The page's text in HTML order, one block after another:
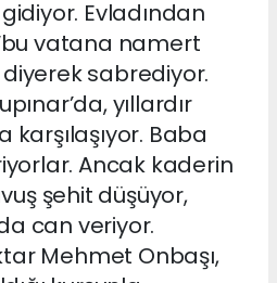
gidiyor. Evladından
vatana namert
sabrediyor.
yıllardır
Baba
Ancak kaderin
şehit düşüyor,
can veriyor.
Mehmet Onbaşı,